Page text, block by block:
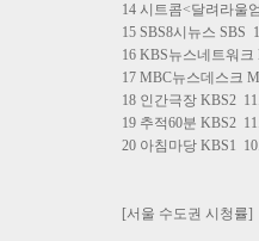
14 시트콤<달려라울
15 SBS8시뉴스 SBS
16 KBS뉴스네트워크
17 MBC뉴스데스크
18 인간극장 KBS2
19 추적60분 KBS2
20 아침마당 KBS1
[서울 수도권 시청률]